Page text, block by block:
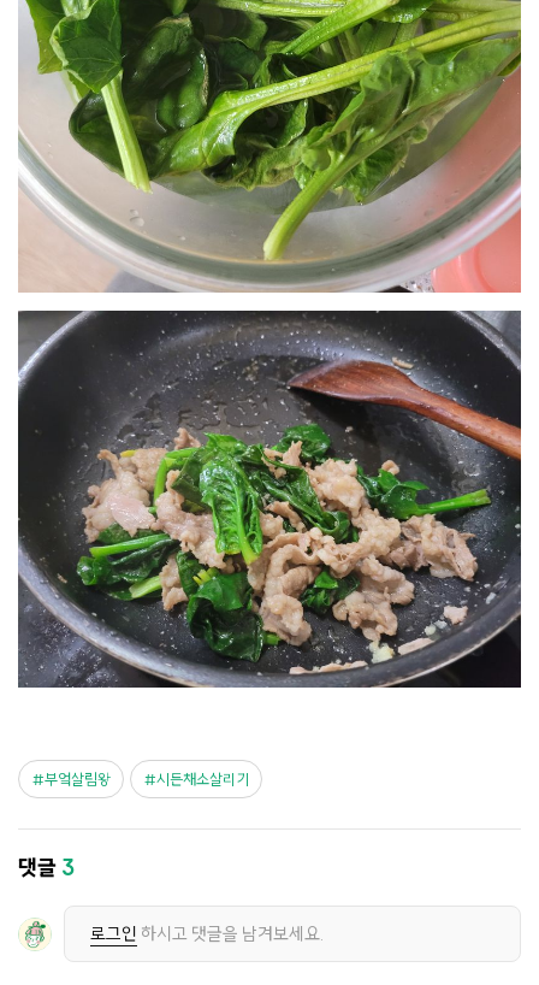
부엌살림왕 시든채소살리기
댓글 3
로그인 하시고 댓글을 남겨보세요.